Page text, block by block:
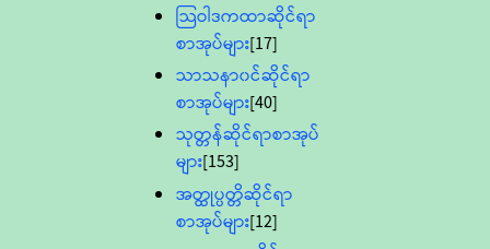
သြဝါဒကထာဆိုင်ရာ
စာအုပ်များ[17]
သာသနာ၀င်ဆိုင်ရာ
စာအုပ်များ[40]
သုတ္တန်ဆိုင်ရာစာအုပ်
များ[153]
အတ္ထုပ္ပတ္တိဆိုင်ရာ
စာအုပ်များ[12]